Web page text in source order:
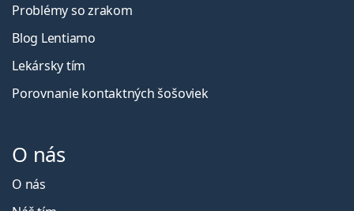
Problémy so zrakom
Blog Lentiamo
Lekársky tím
Porovnanie kontaktných šošoviek
O nás
O nás